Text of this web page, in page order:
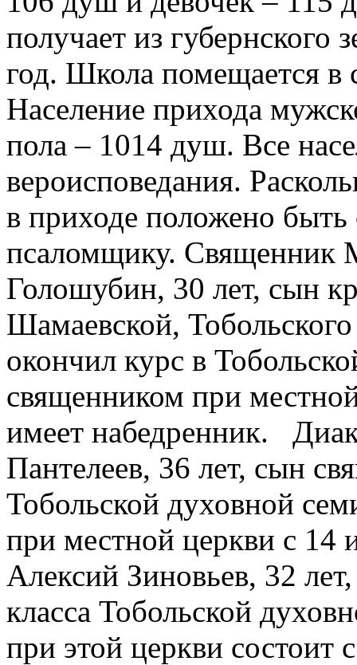
получает из губернского
год. Школа помещается в
Население прихода
пола – 1014 душ. Все
вероисповедания.
в приходе положено
псаломщику. Священник
Голошубин, 30 лет, сын
Шамаевской,
окончил курс в
священником при
имеет набедренник.
Пантелеев, 36 лет, сын
Тобольской духовной
при местной церкви с
Алексий Зиновьев, 32
класса Тобольской
при этой церкви состоит